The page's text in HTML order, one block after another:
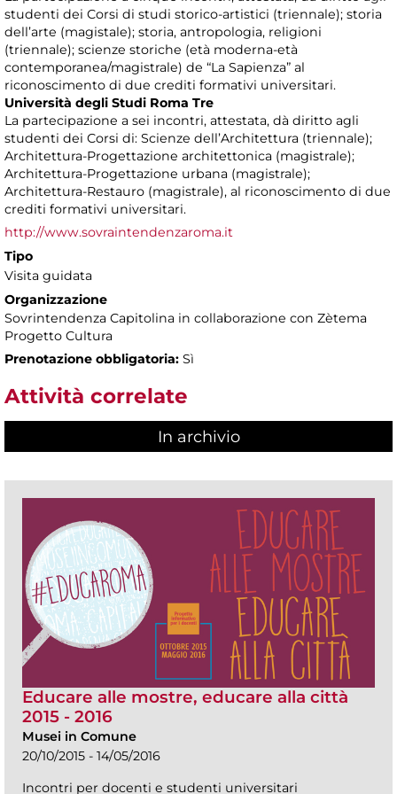
studenti dei Corsi di studi storico-artistici (triennale); storia
dell’arte (magistale); storia, antropologia, religioni
(triennale); scienze storiche (età moderna-età
contemporanea/magistrale) de “La Sapienza” al
riconoscimento di due crediti formativi universitari.
Università degli Studi Roma Tre
La partecipazione a sei incontri, attestata, dà diritto agli
studenti dei Corsi di: Scienze dell’Architettura (triennale);
Architettura-Progettazione architettonica (magistrale);
Architettura-Progettazione urbana (magistrale);
Architettura-Restauro (magistrale), al riconoscimento di due
crediti formativi universitari.
http://www.sovraintendenzaroma.it
Tipo
Visita guidata
Organizzazione
Sovrintendenza Capitolina in collaborazione con Zètema
Progetto Cultura
Prenotazione obbligatoria: Sì
Attività correlate
In archivio
Educare alle mostre, educare alla città
2015 - 2016
Musei in Comune
20/10/2015 - 14/05/2016
Incontri per docenti e studenti universitari